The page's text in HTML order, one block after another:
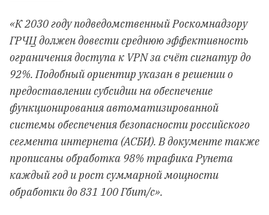
«К 2030 году подведомственный Роскомнадзору
ГРЧЦ должен довести среднюю эффективность
ограничения доступа к VPN за счёт сигнатур до
92%. Подобный ориентир указан в решении о
предоставлении субсидии на обеспечение
функционирования автоматизированной
системы обеспечения безопасности российского
сегмента интернета (АСБИ). В документе также
прописаны обработка 98% трафика Рунета
каждый год и рост суммарной мощности
обработки до 831 100 Гбит/с».